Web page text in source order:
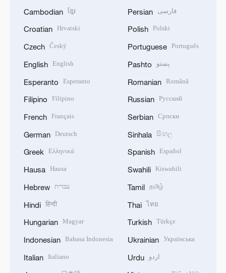
Cambodian ខ្មែរ
Croatian Hrvatski
Czech Český
English English
Esperanto Esperanto
Filipino Filipino
French Français
German Deutsch
Greek Ελληνικά
Hausa Hausa
Hebrew עברית
Hindi हिन्दी
Hungarian Magyar
Indonesian Bahasa Indonesia
Italian Italiano
Persian فارسی
Polish Polski
Portuguese Português
Pashto پښتو
Romanian Română
Russian Русский
Serbian Српски
Sinhala සිංහල
Spanish Español
Swahili Kiswahili
Tamil தமிழ்
Thai ไทย
Turkish Türkçe
Ukrainian Українська
Urdu اردو